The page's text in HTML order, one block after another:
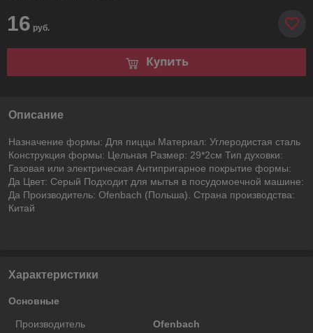
16 руб.
Купить
Описание
Назначение формы: Для пиццы Материал: Углеродистая сталь
Конструкция формы: Цельная Размер: 29*2см Тип духовки:
Газовая или электрическая Антипригарное покрытие формы:
Да Цвет: Серый Подходит для мытья в посудомоечной машине:
Да Производитель: Ofenbach (Польша). Страна производства:
Китай
Характеристики
Основные
Производитель
Ofenbach